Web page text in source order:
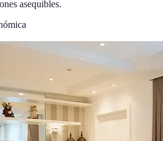
asequibles.